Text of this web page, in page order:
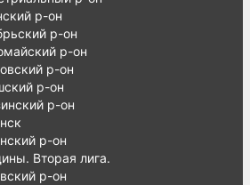
р-он
р-он
р-он
р-он
р-он
р-он
р-он
Вторая лига.
р-он